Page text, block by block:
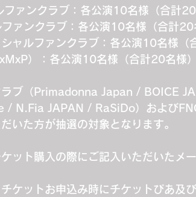
ァンクラブ：各公演10名様（合計20
ァンクラブ：各公演10名様（合計20
ャルファンクラブ：各公演10名様（
）：各公演10名様（合計20名様）
ラブ（Primadonna Japan / BOICE
N.Fia JAPAN / RaSiDo）および
いた方が抽選の対象となります。
ット購入の際にご記入いただいたメ
ケットお申込み時にチケットぴあ及